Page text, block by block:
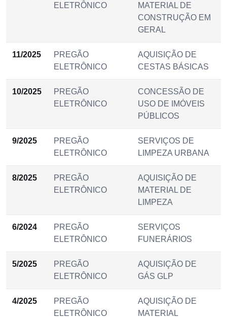
ELETRÔNICO
MATERIAL DE
CONSTRUÇÃO EM
GERAL
11/2025
PREGÃO
ELETRÔNICO
AQUISIÇÃO DE
CESTAS BÁSICAS
10/2025
PREGÃO
ELETRÔNICO
CONCESSÃO DE
USO DE IMÓVEIS
PÚBLICOS
9/2025
PREGÃO
ELETRÔNICO
SERVIÇOS DE
LIMPEZA URBANA
8/2025
PREGÃO
ELETRÔNICO
AQUISIÇÃO DE
MATERIAL DE
LIMPEZA
6/2024
PREGÃO
ELETRÔNICO
SERVIÇOS
FUNERÁRIOS
5/2025
PREGÃO
ELETRÔNICO
AQUISIÇÃO DE
GÁS GLP
4/2025
PREGÃO
ELETRÔNICO
AQUISIÇÃO DE
MATERIAL